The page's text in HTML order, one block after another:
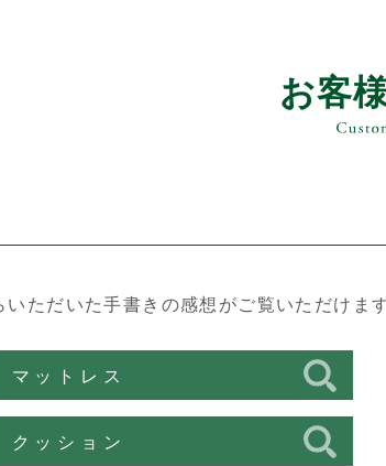
お客
いただいた手書きの感想がご覧いただけます
マットレス
クッション